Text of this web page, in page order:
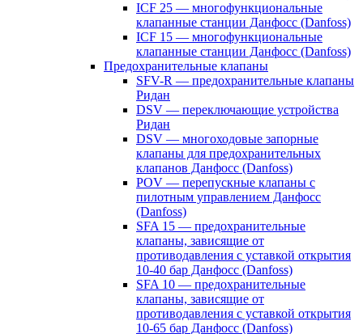
ICF 25 — многофункциональные
клапанные станции Данфосс (Danfoss)
ICF 15 — многофункциональные
клапанные станции Данфосс (Danfoss)
Предохранительные клапаны
SFV-R — предохранительные клапаны
Ридан
DSV — переключающие устройства
Ридан
DSV — многоходовые запорные
клапаны для предохранительных
клапанов Данфосс (Danfoss)
POV — перепускные клапаны с
пилотным управлением Данфосс
(Danfoss)
SFA 15 — предохранительные
клапаны, зависящие от
противодавления с уставкой открытия
10-40 бар Данфосс (Danfoss)
SFA 10 — предохранительные
клапаны, зависящие от
противодавления с уставкой открытия
10-65 бар Данфосс (Danfoss)